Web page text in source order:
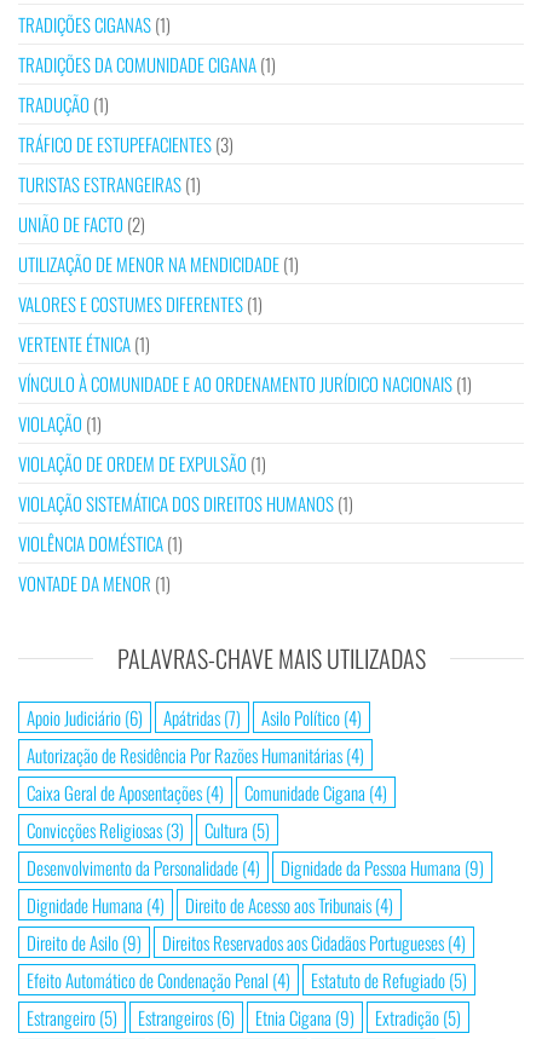
TRADIÇÕES CIGANAS(1)
TRADIÇÕES DA COMUNIDADE CIGANA(1)
TRADUÇÃO (1)
TRÁFICO DE ESTUPEFACIENTES(3)
TURISTAS ESTRANGEIRAS(1)
UNIÃO DE FACTO (2)
UTILIZAÇÃO DE MENOR NA MENDICIDADE(1)
VALORES E COSTUMES DIFERENTES(1)
VERTENTE ÉTNICA(1)
VÍNCULO À COMUNIDADE E AO ORDENAMENTO JURÍDICO NACIONAIS(1)
VIOLAÇÃO (1)
VIOLAÇÃO DE ORDEM DE EXPULSÃO (1)
VIOLAÇÃO SISTEMÁTICA DOS DIREITOS HUMANOS(1)
VIOLÊNCIA DOMÉSTICA(1)
VONTADE DA MENOR (1)
PALAVRAS-CHAVE MAIS UTILIZADAS
Apoio Judiciário(6) Apátridas(7) Asilo Político(4)
Autorização de Residência Por Razões Humanitárias(4)
Caixa Geral de Aposentações(4) Comunidade Cigana (4)
Convicções Religiosas(3) Cultura (5)
Desenvolvimento da Personalidade(4) Dignidade da Pessoa Humana (9)
Dignidade Humana (4) Direito de Acesso aos Tribunais(4)
Direito de Asilo(9) Direitos Reservados aos Cidadãos Portugueses(4)
Efeito Automático de Condenação Penal (4) Estatuto de Refugiado(5)
Estrangeiro(5) Estrangeiros(6) Etnia Cigana (9) Extradição(5)